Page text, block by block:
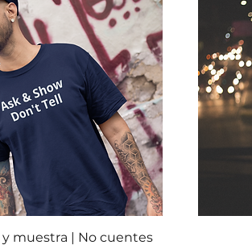
Vista rápida
muestra | No cuentes